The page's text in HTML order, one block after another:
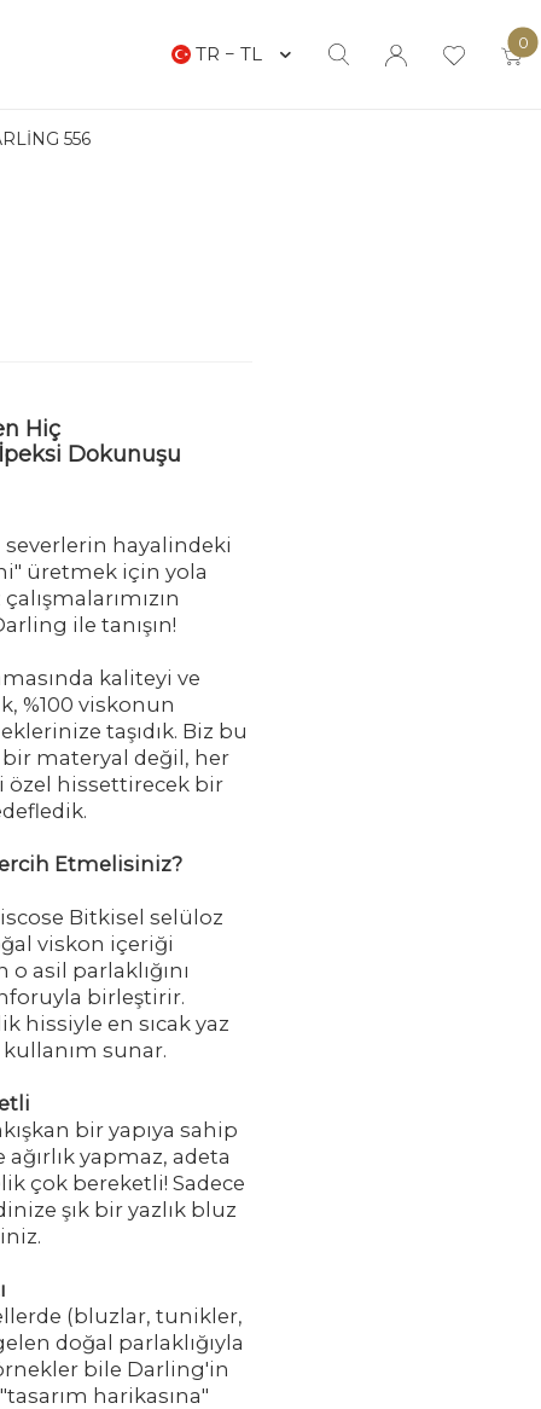
TR − TL
0
556
Hiç
Dokunuşu
severlerin hayalindeki
üretmek için yola
ile tanışın!
kaliteyi ve
%100 viskonun
taşıdık. Biz bu
materyal değil, her
özel hissettirecek bir
Etmelisiniz?
Bitkisel selüloz
viskon içeriği
asil parlaklığını
birleştirir.
hissiyle en sıcak yaz
sunar.
bir yapıya sahip
yapmaz, adeta
çok bereketli! Sadece
şık bir yazlık bluz
(bluzlar, tunikler,
doğal parlaklığıyla
bile Darling'in
harikasına"